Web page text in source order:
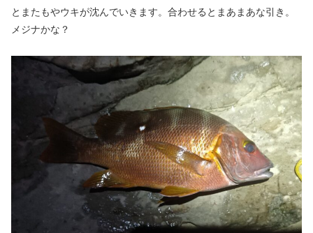
とまたもやウキが沈んでいきます。合わせるとまあまあな引き。
メジナかな？